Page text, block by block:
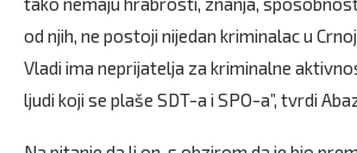
od njih, ne postoji nijedan kriminalac u
Vladi ima neprijatelja za kriminalne
ljudi koji se plaše SDT-a i SPO-a”, tvrdi